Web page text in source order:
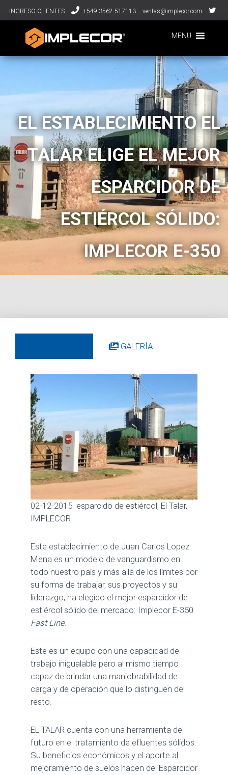
INGRESO CLIENTES +549 3562 517113 ventas@implecor.com
MENU
EL ESTABLECIMIENTO EL
TALAR ELIGE EL MEJOR
ESPARCIDOR DE
ESTIÉRCOL SÓLIDO:
IMPLECOR E-350
GALERÍA
02-12-2015 esparcido de estiércol, El Talar,
IMPLECOR
Este establecimiento de Juan Carlos Lopez
Mena es un modelo de vanguardismo en
todo nuestro país y más allá de los límites por
su forma de trabajar, sus proyectos y su
liderazgo, ha elegido el mejor esparcidor de
estiércol sólido del mercado: Implecor E-350
Fast Line.
Este es un equipo con una capacidad de
trabajo inigualable pero al mismo tiempo
capaz de brindar una maniobrabilidad de
carga y de operación que lo distinguen del
resto.
EL TALAR cuenta con una herramienta del
futuro en el tratamiento de efluentes sólidos.
Su beneficios económicos y el aporte al
mejoramiento de suelos hacen del Esparcidor